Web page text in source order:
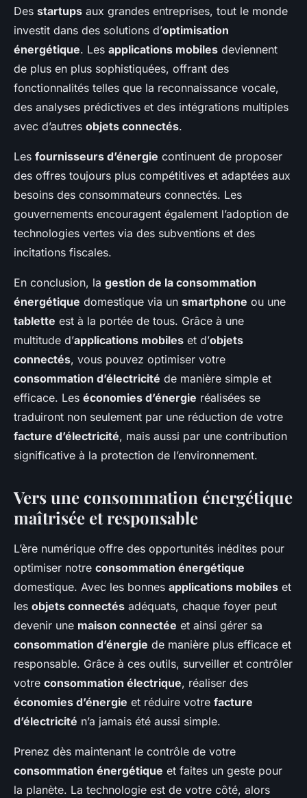
Des startups aux grandes entreprises, tout le monde
investit dans des solutions d’optimisation
énergétique. Les applications mobiles deviennent
de plus en plus sophistiquées, offrant des
fonctionnalités telles que la reconnaissance vocale,
des analyses prédictives et des intégrations multiples
avec d’autres objets connectés.
Les fournisseurs d’énergie continuent de proposer
des offres toujours plus compétitives et adaptées aux
besoins des consommateurs connectés. Les
gouvernements encouragent également l’adoption de
technologies vertes via des subventions et des
incitations fiscales.
En conclusion, la gestion de la consommation
énergétique domestique via un smartphone ou une
tablette est à la portée de tous. Grâce à une
multitude d’applications mobiles et d’objets
connectés, vous pouvez optimiser votre
consommation d’électricité de manière simple et
efficace. Les économies d’énergie réalisées se
traduiront non seulement par une réduction de votre
facture d’électricité, mais aussi par une contribution
significative à la protection de l’environnement.
Vers une consommation énergétique
maîtrisée et responsable
L’ère numérique offre des opportunités inédites pour
optimiser notre consommation énergétique
domestique. Avec les bonnes applications mobiles et
les objets connectés adéquats, chaque foyer peut
devenir une maison connectée et ainsi gérer sa
consommation d’énergie de manière plus efficace et
responsable. Grâce à ces outils, surveiller et contrôler
votre consommation électrique, réaliser des
économies d’énergie et réduire votre facture
d’électricité n’a jamais été aussi simple.
Prenez dès maintenant le contrôle de votre
consommation énergétique et faites un geste pour
la planète. La technologie est de votre côté, alors